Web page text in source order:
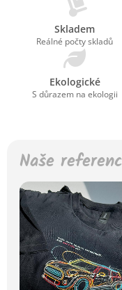
Skladem
Reálné počty skladů
Ekologické
S důrazem na ekologii
Naše